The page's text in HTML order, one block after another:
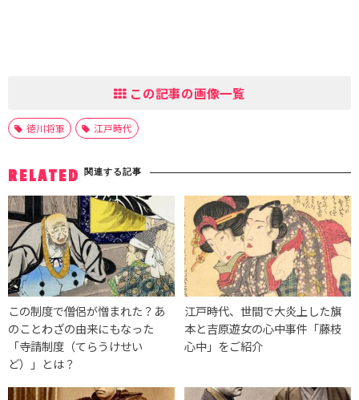
この記事の画像一覧
徳川将軍 江戸時代
RELATED 関連する記事
この制度で僧侶が憎まれた？あ
のことわざの由来にもなった
「寺請制度（てらうけせい
ど）」とは？
江戸時代、世間で大炎上した旗
本と吉原遊女の心中事件「藤枝
心中」をご紹介